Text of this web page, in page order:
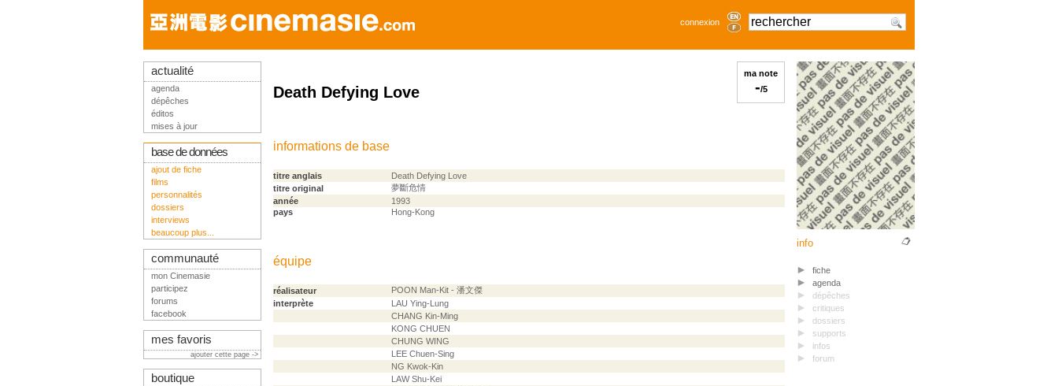
connexion
ma note
-/5
Death Defying Love
informations de base
titre anglais
Death Defying Love
titre original
夢斷危情
année
1993
pays
Hong-Kong
équipe
réalisateur
POON Man-Kit - 潘文傑
interprète
LAU Ying-Lung
CHANG Kin-Ming
KONG CHUEN
CHUNG WING
LEE Chuen-Sing
NG Kwok-Kin
LAW Shu-Kei
info
fiche
agenda
dépêches
critiques
dossiers
supports
infos
forum
actualité
agenda
dépêches
éditos
mises à jour
base de données
ajout de fiche
films
personnalités
dossiers
interviews
beaucoup plus...
communauté
mon Cinemasie
participez
forums
facebook
mes favoris
ajouter cette page ->
boutique